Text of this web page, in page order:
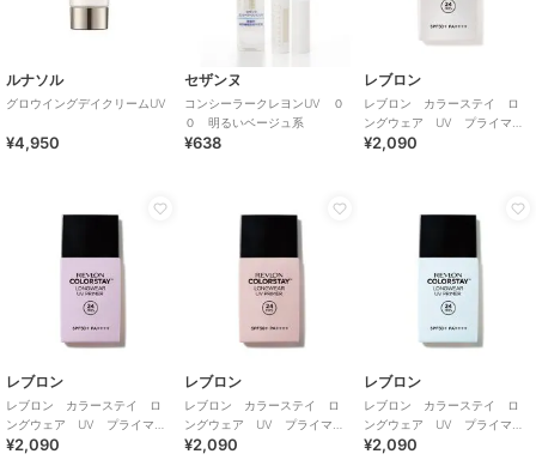
ルナソル
グロウイングデイクリームUV
¥4,950
セザンヌ
コンシーラークレヨンUV ０
０ 明るいベージュ系
¥638
レブロン
レブロン カラーステイ ロ
ングウェア UV プライマ
ー 004
¥2,090
レブロン
レブロン カラーステイ ロ
ングウェア UV プライマ
ー 002
¥2,090
レブロン
レブロン カラーステイ ロ
ングウェア UV プライマ
ー 001
¥2,090
レブロン
レブロン カラーステイ ロ
ングウェア UV プライマ
ー 003
¥2,090